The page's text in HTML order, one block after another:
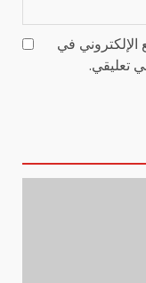
الإلكتروني في
تعليقي.